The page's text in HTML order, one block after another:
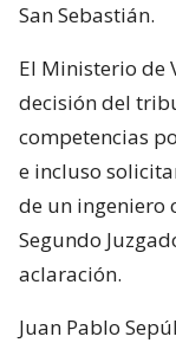
San Sebastián.
El Ministerio de
decisión del
competencias
e incluso
de un ingeniero
Segundo
aclaración.
Juan Pablo